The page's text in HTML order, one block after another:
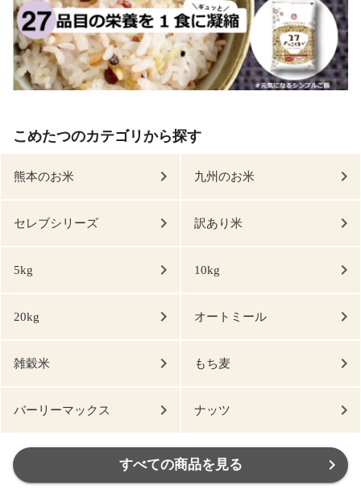
こめたつのカテゴリから探す
熊本のお米 九州のお米
セレブシリーズ 訳あり米
5kg 10kg
20kg オートミール
雑穀米 もち麦
バーリーマックス ナッツ
すべての商品を見る